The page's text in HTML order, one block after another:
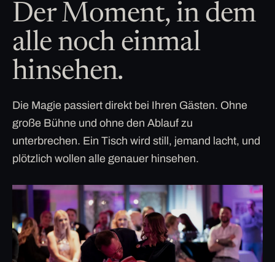
Der Moment, in dem
alle noch einmal
hinsehen.
Die Magie passiert direkt bei Ihren Gästen. Ohne
große Bühne und ohne den Ablauf zu
unterbrechen. Ein Tisch wird still, jemand lacht, und
plötzlich wollen alle genauer hinsehen.